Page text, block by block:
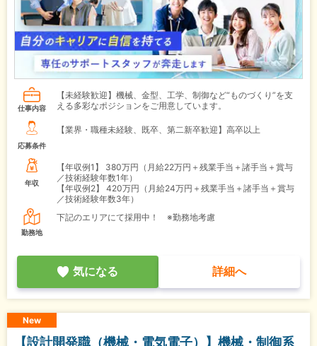
仕事内容
【未経験歓迎】機械、金型、工学、制御など“ものづくり”を支
える多彩なポジションをご用意しています。
応募条件
【業界・職種未経験、既卒、第二新卒歓迎】高卒以上
年収
【年収例1】
380万円（月給22万円＋残業手当＋諸手当＋賞与
／技術経験年数1年）
【年収例2】
420万円（月給24万円＋残業手当＋諸手当＋賞与
／技術経験年数3年）
勤務地
下記のエリアにて採用中！ ※勤務地考慮
気になる 詳細へ
New
【設計開発職（機械・電気電子）】機械・制御系